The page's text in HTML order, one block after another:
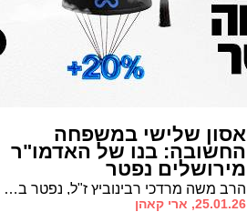
אסון שלישי במשפחה
החשובה: בנו של האדמו"ר
מירושלים נפטר
בפתאומיות הרב משה מרדכי רבינוביץ ז"ל, נפטר בפתאומיות בביתו בגבעת שאול והוא בן 36 בלבד • הלווייתו תתקיים היום בירושלים • הותיר את אביו השכול, את רעייתו וארבעת ילדיו הקטנים
25.01.26, ארי קאהן